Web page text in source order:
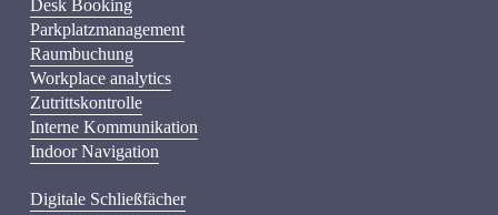
Desk Booking
Parkplatzmanagement
Raumbuchung
Workplace analytics
Zutrittskontrolle
Interne Kommunikation
Indoor Navigation
Digitale Schließfächer